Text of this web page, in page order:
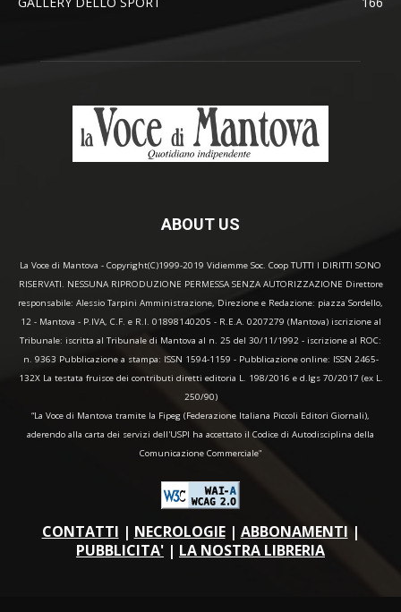
ABOUT US
La Voce di Mantova - Copyright(C)1999-2019 Vidiemme Soc. Coop TUTTI I DIRITTI SONO
RISERVATI. NESSUNA RIPRODUZIONE PERMESSA SENZA AUTORIZZAZIONE Direttore
responsabile: Alessio Tarpini Amministrazione, Direzione e Redazione: piazza Sordello,
12 - Mantova - P.IVA, C.F. e R.I. 01898140205 - R.E.A. 0207279 (Mantova) iscrizione al
Tribunale: iscritta al Tribunale di Mantova al n. 25 del 30/11/1992 - iscrizione al ROC:
n. 9363 Pubblicazione a stampa: ISSN 1594-1159 - Pubblicazione online: ISSN 2465-
132X La testata fruisce dei contributi diretti editoria L. 198/2016 e d.lgs 70/2017 (ex L.
250/90)
“La Voce di Mantova tramite la Fipeg (Federazione Italiana Piccoli Editori Giornali),
aderendo alla carta dei servizi dell'USPI ha accettato il Codice di Autodisciplina della
Comunicazione Commerciale"
CONTATTI | NECROLOGIE| ABBONAMENTI |
PUBBLICITA' | LA NOSTRA LIBRERIA